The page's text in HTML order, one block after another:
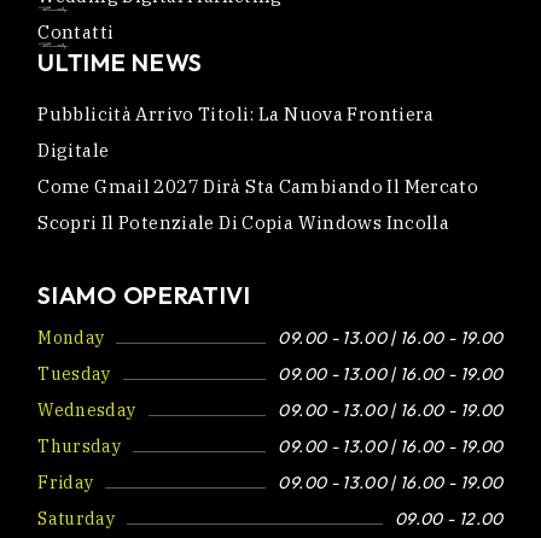
Contatti
ULTIME NEWS
Pubblicità Arrivo Titoli: La Nuova Frontiera
Digitale
Come Gmail 2027 Dirà Sta Cambiando Il Mercato
Scopri Il Potenziale Di Copia Windows Incolla
SIAMO OPERATIVI
Monday
09.00 - 13.00 | 16.00 - 19.00
Tuesday
09.00 - 13.00 | 16.00 - 19.00
Wednesday
09.00 - 13.00 | 16.00 - 19.00
Thursday
09.00 - 13.00 | 16.00 - 19.00
Friday
09.00 - 13.00 | 16.00 - 19.00
Saturday
09.00 - 12.00